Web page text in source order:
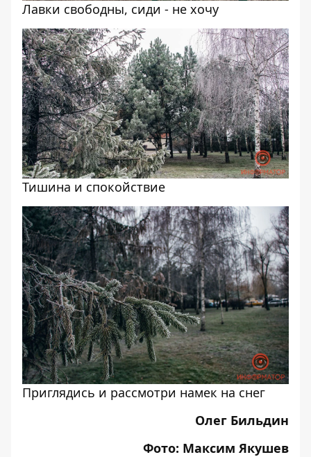
Лавки свободны, сиди - не хочу
Тишина и спокойствие
Приглядись и рассмотри намек на снег
Олег Бильдин
Фото: Максим Якушев